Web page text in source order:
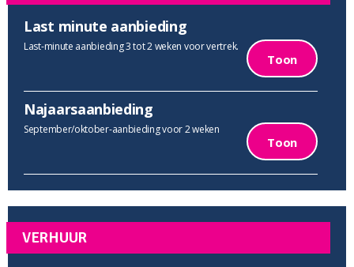
Last minute aanbieding
Last-minute aanbieding 3 tot 2 weken voor vertrek.
Toon
Najaarsaanbieding
September/oktober-aanbieding voor 2 weken
Toon
VERHUUR